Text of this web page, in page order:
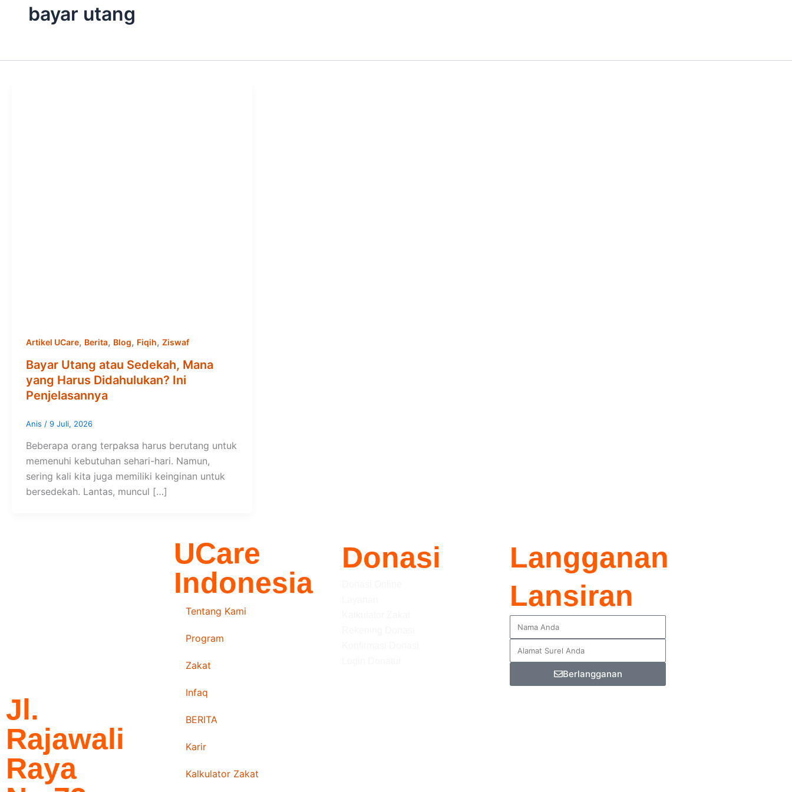
bayar utang
Artikel UCare, Berita, Blog, Fiqih, Ziswaf
Bayar Utang atau Sedekah, Mana
yang Harus Didahulukan? Ini
Penjelasannya
Anis / 9 Juli, 2026
Beberapa orang terpaksa harus berutang untuk
memenuhi kebutuhan sehari-hari. Namun,
sering kali kita juga memiliki keinginan untuk
bersedekah. Lantas, muncul […]
Jl.
Rajawali
Raya
UCare
Indonesia
Tentang Kami
Program
Zakat
Infaq
BERITA
Karir
Kalkulator Zakat
Donasi
Langganan
Lansiran
Berlangganan